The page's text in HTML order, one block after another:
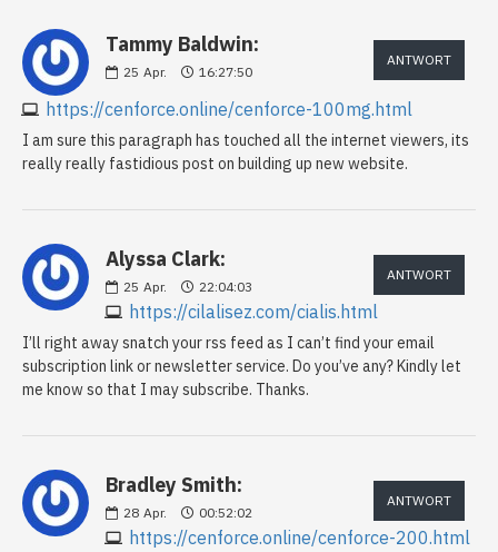
Tammy Baldwin:
25 Apr. 16:27:50
https://cenforce.online/cenforce-100mg.html
ANTWORT
I am sure this paragraph has touched all the internet viewers, its
really really fastidious post on building up new website.
Alyssa Clark:
25 Apr. 22:04:03
https://cilalisez.com/cialis.html
ANTWORT
I’ll right away snatch your rss feed as I can’t find your email
subscription link or newsletter service. Do you’ve any? Kindly let
me know so that I may subscribe. Thanks.
Bradley Smith:
28 Apr. 00:52:02
https://cenforce.online/cenforce-200.html
ANTWORT